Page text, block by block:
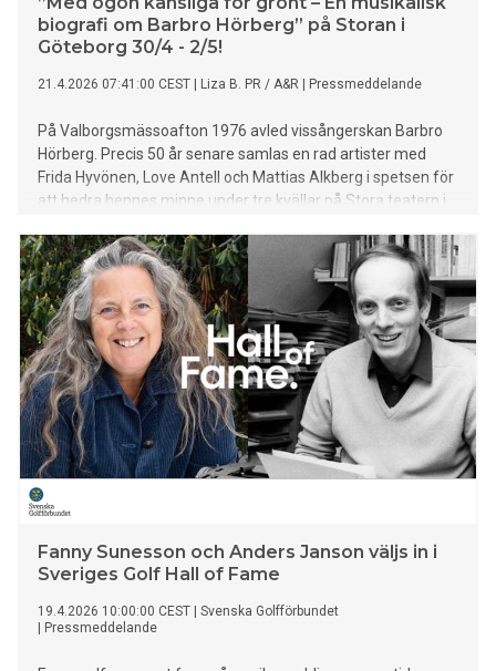
biografi om Barbro Hörberg” på Storan i
Göteborg 30/4 - 2/5!
21.4.2026 07:41:00 CEST Liza B. PR / A&R Pressmeddelande
På Valborgsmässoafton 1976 avled vissångerskan Barbro
Hörberg. Precis 50 år senare samlas en rad artister med
Frida Hyvönen, Love Antell och Mattias Alkberg i spetsen för
att hedra hennes minne under tre kvällar på Stora teatern i
Fanny Sunesson och Anders Janson väljs in i
Sveriges Golf Hall of Fame
19.4.2026 10:00:00 CEST
Svenska Golfförbundet
Pressmeddelande